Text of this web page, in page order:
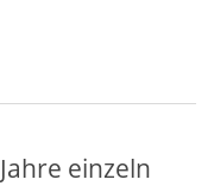
einzeln